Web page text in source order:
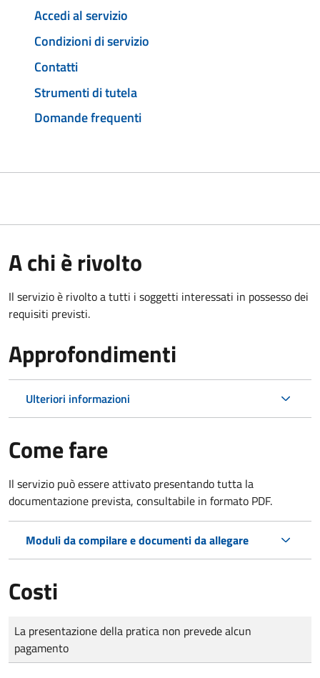
Accedi al servizio
Condizioni di servizio
Contatti
Strumenti di tutela
Domande frequenti
A chi è rivolto
Il servizio è rivolto a tutti i soggetti interessati in possesso dei
requisiti previsti.
Approfondimenti
Ulteriori informazioni
Come fare
Il servizio può essere attivato presentando tutta la
documentazione prevista, consultabile in formato PDF.
Moduli da compilare e documenti da allegare
Costi
Tipo di pagamento
Importo
La presentazione della pratica non prevede alcun
pagamento